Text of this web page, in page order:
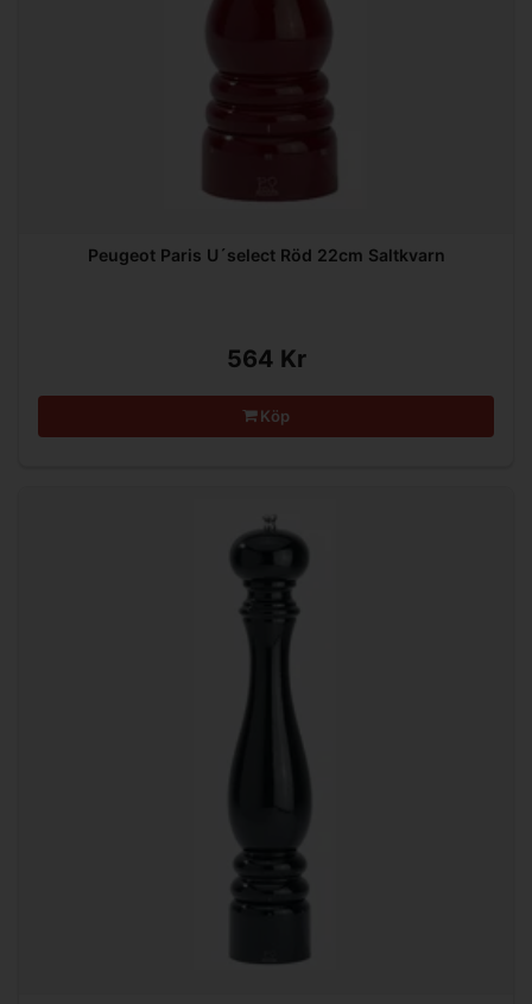
Peugeot Paris U´select Röd 22cm Saltkvarn
564 Kr
Köp